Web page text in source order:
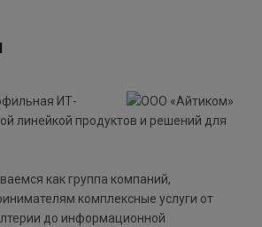
ИТ-
линейкой продуктов и решений для
как группа компаний,
комплексные услуги от
до информационной